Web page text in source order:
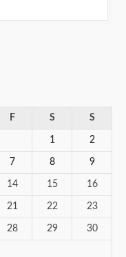
F S S
1 2
7 8 9
14 15 16
21 22 23
28 29 30